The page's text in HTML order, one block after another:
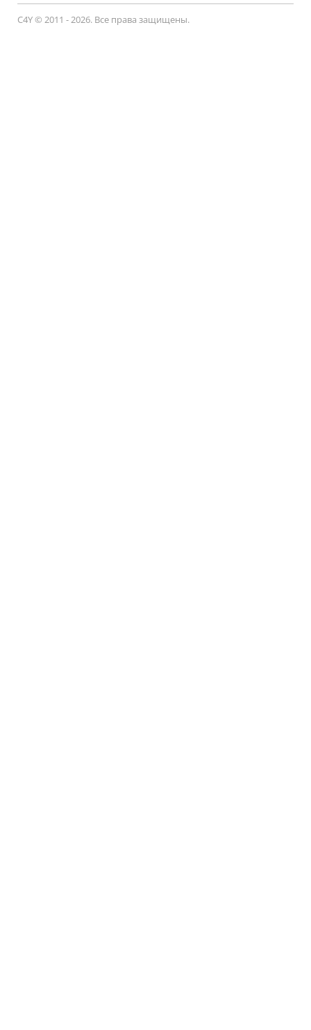
C4Y © 2011 - 2026. Все права защищены.